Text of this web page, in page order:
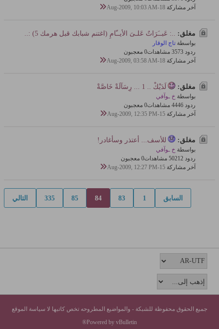
آخر مشاركة 18-Aug-2009, 10:03 AM
مغلق: ..: عَبــَرَاتٌ عَلـىَ الأيــّامِ (اغتنم شبابك قبل هرمك 5) :..
بواسطة تاج الوقار
ردود 3
357 مشاهدات
0 معجبون
آخر مشاركة 18-Aug-2009, 03:58 AM
مغلق: لَدَيْكْ .. 1 ... رِسَآلَةْ خَاصَّةْ
بواسطة خ ـوآفي
ردود 6
444 مشاهدات
0 معجبون
آخر مشاركة 15-Aug-2009, 12:35 PM
مغلق: للأسف... أعتذر وسأغادر!
بواسطة خ ـوآفي
ردود 12
502 مشاهدات
0 معجبون
آخر مشاركة 15-Aug-2009, 12:27 PM
السابق 1
83
84
85
335 التالي
جميع الحقوق محفوظة للشبكة - والمواضيع المطروحه تخص كاتبها لا سياسة الموقع
Powered by vBulletin®